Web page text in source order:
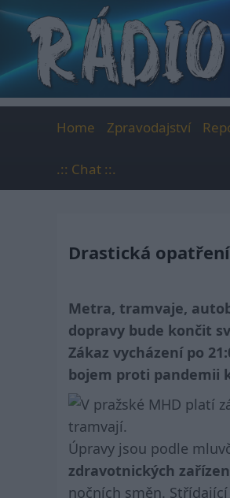
content
Home Zpravodajství
.:: Chat ::.
Drastická
Metra, tramvaje,
dopravy bude končit
Zákaz vycházení po
bojem proti pandemii
Úpravy jsou podle
zdravotnických
nočních směn.